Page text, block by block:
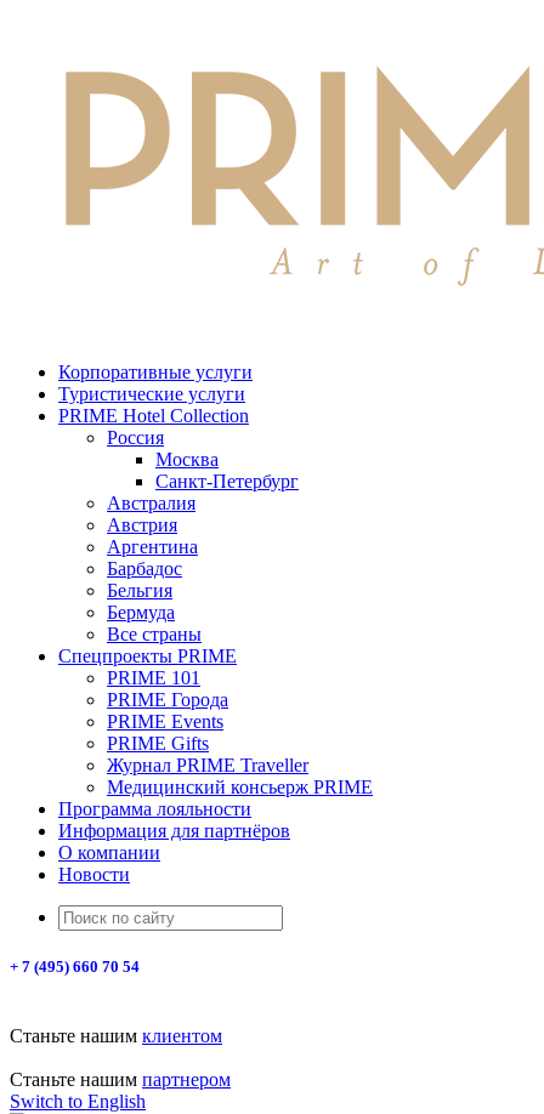
Корпоративные услуги
Туристические услуги
PRIME Hotel Collection
Россия
Москва
Санкт-Петербург
Австралия
Австрия
Аргентина
Барбадос
Бельгия
Бермуда
Все страны
Спецпроекты PRIME
PRIME 101
PRIME Города
PRIME Events
PRIME Gifts
Журнал PRIME Traveller
Медицинский консьерж PRIME
Программа лояльности
Информация для партнёров
О компании
Новости
+ 7 (495) 660 70 54
Станьте нашим клиентом
Станьте нашим партнером
Switch to English